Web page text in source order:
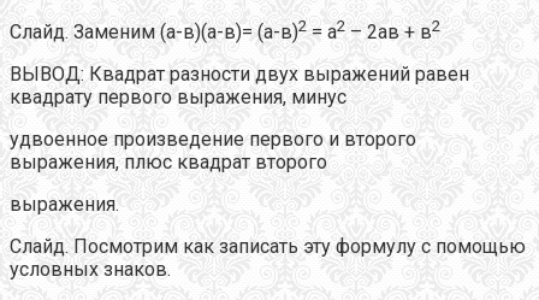
Слайд. Заменим (а-в)(а-в)= (а-в)2 = а2 – 2ав + в2
ВЫВОД: Квадрат разности двух выражений равен
квадрату первого выражения, минус
удвоенное произведение первого и второго
выражения, плюс квадрат второго
выражения.
Слайд. Посмотрим как записать эту формулу с помощью
условных знаков.